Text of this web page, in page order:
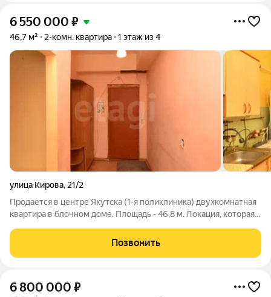
6 550 000 ₽
46,7 м² 2-комн. квартира 1 этаж из 4
улица Кирова, 21/2
Продается в центре Якутска (1-я поликлиника) двухкомнатная
квартира в блочном доме. Площадь - 46,8 м. Локация, которая
Позвонить
6 800 000 ₽